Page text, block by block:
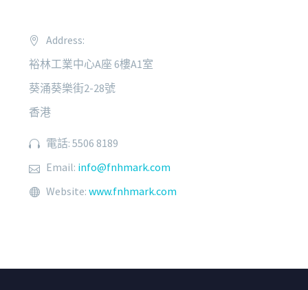
Address:
裕林工業中心A座 6樓A1室
葵涌葵樂街2-28號
香港
電話: 5506 8189
Email: info@fnhmark.com
Website: www.fnhmark.com